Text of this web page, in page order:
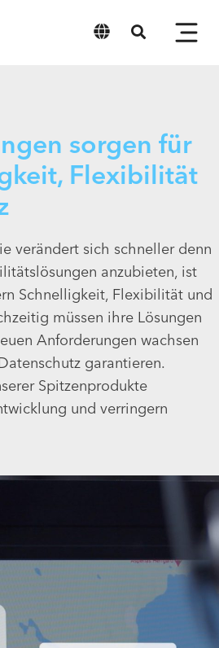
sorgen für
Flexibilität
verändert sich schneller denn
anzubieten, ist
Schnelligkeit, Flexibilität und
müssen ihre Lösungen
Anforderungen wachsen
garantieren.
Spitzenprodukte
und verringern